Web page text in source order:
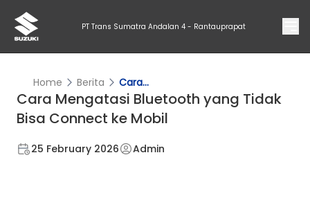
PT Trans Sumatra Andalan 4 - Rantauprapat
Home Berita Cara...
Cara Mengatasi Bluetooth yang Tidak
Bisa Connect ke Mobil
25 February 2026 Admin